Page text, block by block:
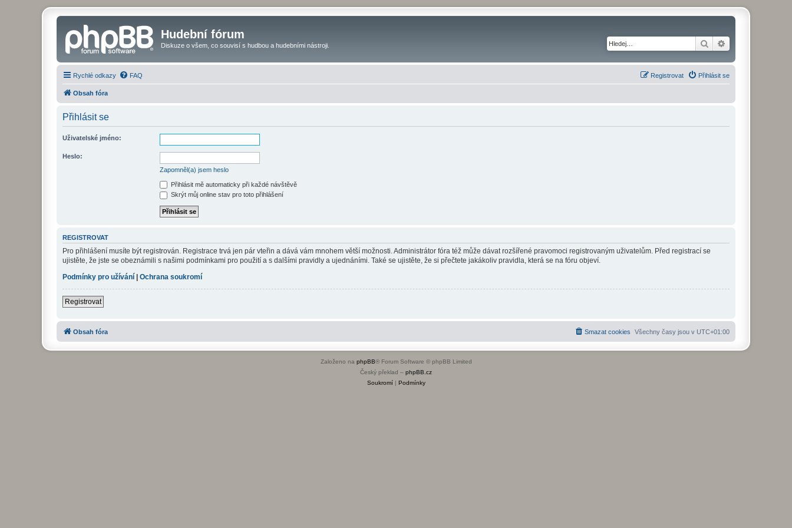
Hudební fórum
Diskuze o všem, co souvisí s hudbou a hudebními nástroji. Hledat
Rychlé odkazy FAQ Přihlásit se
Registrovat
Obsah fóra
Přihlásit se
Uživatelské jméno:
Heslo:
Zapomněl(a) jsem heslo
Přihlásit mě automaticky při každé návštěvě
Skrýt můj online stav pro toto přihlášení
REGISTROVAT
Pro přihlášení musíte být registrován. Registrace trvá jen pár vteřin a dává vám mnohem větší možnosti. Administrátor fóra též může dávat rozšířené pravomoci registrovaným uživatelům. Před registrací se
ujistěte, že jste se obeznámili s našimi podmínkami pro použití a s dalšími pravidly a ujednáními. Také se ujistěte, že si přečtete jakákoliv pravidla, která se na fóru objeví.
Podmínky pro užívání
Ochrana soukromí
Registrovat
Obsah fóra Všechny časy jsou v UTC+01:00
Smazat cookies
Založeno na phpBB® Forum Software © phpBB Limited
Český překlad – phpBB.cz
Soukromí| Podmínky